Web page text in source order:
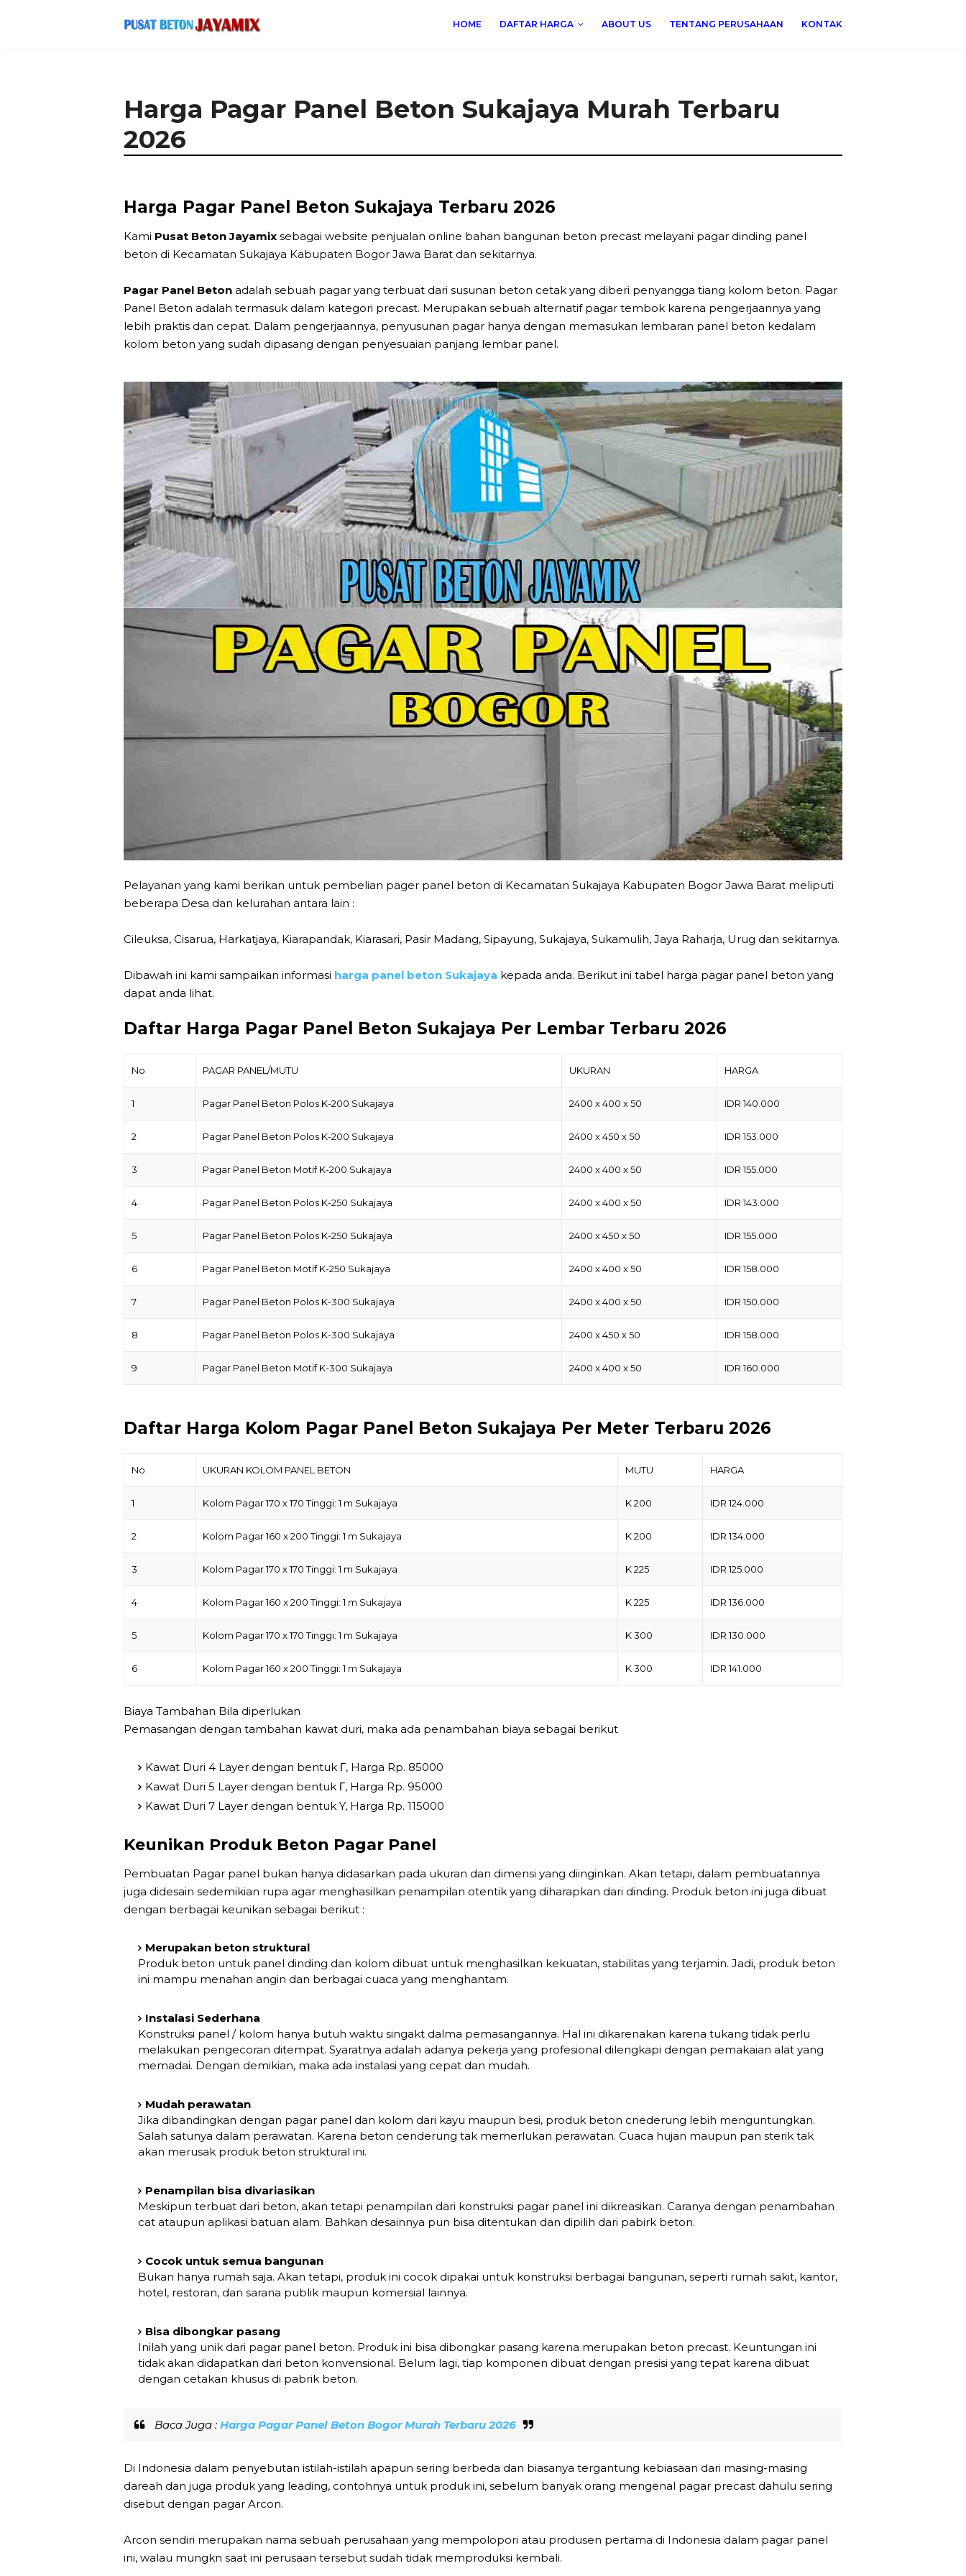
HOME DAFTAR HARGA ABOUT US TENTANG PERUSAHAAN KONTAK
Harga Pagar Panel Beton Sukajaya Murah Terbaru
2026
Harga Pagar Panel Beton Sukajaya Terbaru 2026
Kami Pusat Beton Jayamix sebagai website penjualan online bahan bangunan beton precast melayani pagar dinding panel
beton di Kecamatan Sukajaya Kabupaten Bogor Jawa Barat dan sekitarnya.
Pagar Panel Beton adalah sebuah pagar yang terbuat dari susunan beton cetak yang diberi penyangga tiang kolom beton. Pagar
Panel Beton adalah termasuk dalam kategori precast. Merupakan sebuah alternatif pagar tembok karena pengerjaannya yang
lebih praktis dan cepat. Dalam pengerjaannya, penyusunan pagar hanya dengan memasukan lembaran panel beton kedalam
kolom beton yang sudah dipasang dengan penyesuaian panjang lembar panel.
Pelayanan yang kami berikan untuk pembelian pager panel beton di Kecamatan Sukajaya Kabupaten Bogor Jawa Barat meliputi
beberapa Desa dan kelurahan antara lain :
Cileuksa, Cisarua, Harkatjaya, Kiarapandak, Kiarasari, Pasir Madang, Sipayung, Sukajaya, Sukamulih, Jaya Raharja, Urug dan sekitarnya.
Dibawah ini kami sampaikan informasi harga panel beton Sukajaya kepada anda. Berikut ini tabel harga pagar panel beton yang
dapat anda lihat.
Daftar Harga Pagar Panel Beton Sukajaya Per Lembar Terbaru 2026
No PAGAR PANEL/MUTU UKURAN HARGA
1 Pagar Panel Beton Polos K-200 Sukajaya 2400 x 400 x 50 IDR 140.000
2 Pagar Panel Beton Polos K-200 Sukajaya 2400 x 450 x 50 IDR 153.000
3 Pagar Panel Beton Motif K-200 Sukajaya 2400 x 400 x 50 IDR 155.000
4 Pagar Panel Beton Polos K-250 Sukajaya 2400 x 400 x 50 IDR 143.000
5 Pagar Panel Beton Polos K-250 Sukajaya 2400 x 450 x 50 IDR 155.000
6 Pagar Panel Beton Motif K-250 Sukajaya 2400 x 400 x 50 IDR 158.000
7 Pagar Panel Beton Polos K-300 Sukajaya 2400 x 400 x 50 IDR 150.000
8 Pagar Panel Beton Polos K-300 Sukajaya 2400 x 450 x 50 IDR 158.000
9 Pagar Panel Beton Motif K-300 Sukajaya 2400 x 400 x 50 IDR 160.000
Daftar Harga Kolom Pagar Panel Beton Sukajaya Per Meter Terbaru 2026
No UKURAN KOLOM PANEL BETON MUTU HARGA
1 Kolom Pagar 170 x 170 Tinggi: 1 m Sukajaya K 200 IDR 124.000
2 Kolom Pagar 160 x 200 Tinggi: 1 m Sukajaya K 200 IDR 134.000
3 Kolom Pagar 170 x 170 Tinggi: 1 m Sukajaya K 225 IDR 125.000
4 Kolom Pagar 160 x 200 Tinggi: 1 m Sukajaya K 225 IDR 136.000
5 Kolom Pagar 170 x 170 Tinggi: 1 m Sukajaya K 300 IDR 130.000
6 Kolom Pagar 160 x 200 Tinggi: 1 m Sukajaya K 300 IDR 141.000
Biaya Tambahan Bila diperlukan
Pemasangan dengan tambahan kawat duri, maka ada penambahan biaya sebagai berikut
Kawat Duri 4 Layer dengan bentuk Γ, Harga Rp. 85000
Kawat Duri 5 Layer dengan bentuk Γ, Harga Rp. 95000
Kawat Duri 7 Layer dengan bentuk Y, Harga Rp. 115000
Keunikan Produk Beton Pagar Panel
Pembuatan Pagar panel bukan hanya didasarkan pada ukuran dan dimensi yang diinginkan. Akan tetapi, dalam pembuatannya
juga didesain sedemikian rupa agar menghasilkan penampilan otentik yang diharapkan dari dinding. Produk beton ini juga dibuat
dengan berbagai keunikan sebagai berikut :
Merupakan beton struktural
Produk beton untuk panel dinding dan kolom dibuat untuk menghasilkan kekuatan, stabilitas yang terjamin. Jadi, produk beton
ini mampu menahan angin dan berbagai cuaca yang menghantam.
Instalasi Sederhana
Konstruksi panel / kolom hanya butuh waktu singakt dalma pemasangannya. Hal ini dikarenakan karena tukang tidak perlu
melakukan pengecoran ditempat. Syaratnya adalah adanya pekerja yang profesional dilengkapi dengan pemakaian alat yang
memadai. Dengan demikian, maka ada instalasi yang cepat dan mudah.
Mudah perawatan
Jika dibandingkan dengan pagar panel dan kolom dari kayu maupun besi, produk beton cnederung lebih menguntungkan.
Salah satunya dalam perawatan. Karena beton cenderung tak memerlukan perawatan. Cuaca hujan maupun pan sterik tak
akan merusak produk beton struktural ini.
Penampilan bisa divariasikan
Meskipun terbuat dari beton, akan tetapi penampilan dari konstruksi pagar panel ini dikreasikan. Caranya dengan penambahan
cat ataupun aplikasi batuan alam. Bahkan desainnya pun bisa ditentukan dan dipilih dari pabirk beton.
Cocok untuk semua bangunan
Bukan hanya rumah saja. Akan tetapi, produk ini cocok dipakai untuk konstruksi berbagai bangunan, seperti rumah sakit, kantor,
hotel, restoran, dan sarana publik maupun komersial lainnya.
Bisa dibongkar pasang
Inilah yang unik dari pagar panel beton. Produk ini bisa dibongkar pasang karena merupakan beton precast. Keuntungan ini
tidak akan didapatkan dari beton konvensional. Belum lagi, tiap komponen dibuat dengan presisi yang tepat karena dibuat
dengan cetakan khusus di pabrik beton.
Baca Juga : Harga Pagar Panel Beton Bogor Murah Terbaru 2026
Di Indonesia dalam penyebutan istilah-istilah apapun sering berbeda dan biasanya tergantung kebiasaan dari masing-masing
dareah dan juga produk yang leading, contohnya untuk produk ini, sebelum banyak orang mengenal pagar precast dahulu sering
disebut dengan pagar Arcon.
Arcon sendiri merupakan nama sebuah perusahaan yang mempolopori atau produsen pertama di Indonesia dalam pagar panel
ini, walau mungkn saat ini perusaan tersebut sudah tidak memproduksi kembali.